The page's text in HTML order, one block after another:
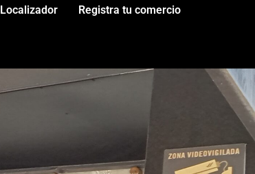
Localizador Registra tu comercio